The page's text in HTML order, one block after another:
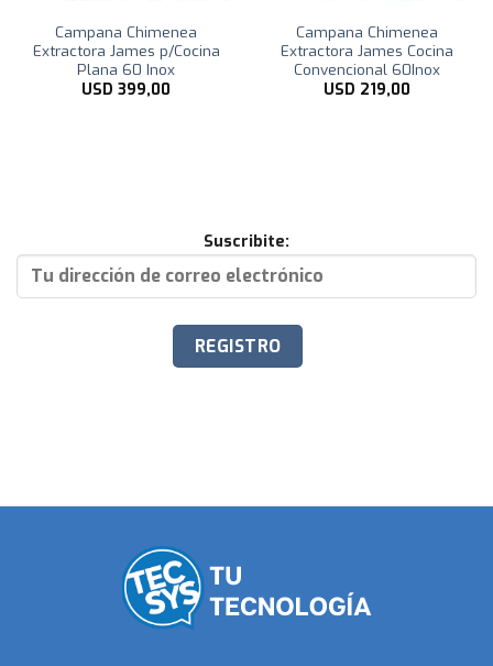
Campana Chimenea
Extractora James p/Cocina
Plana 60 Inox
USD 399,00
Campana Chimenea
Extractora James Cocina
Convencional 60Inox
USD 219,00
Suscribite: